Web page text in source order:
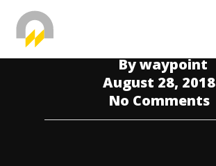
Hit enter to search or ESC to close
Bywaypoint
August 28, 2018
No Comments